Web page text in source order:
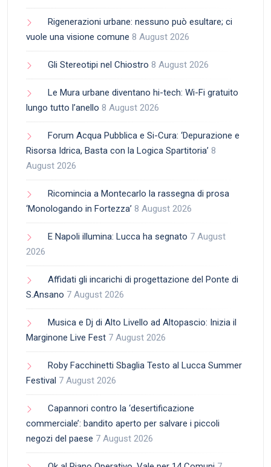
Rigenerazioni urbane: nessuno può esultare; ci
vuole una visione comune 8 August 2026
Gli Stereotipi nel Chiostro 8 August 2026
Le Mura urbane diventano hi-tech: Wi-Fi gratuito
lungo tutto l’anello 8 August 2026
Forum Acqua Pubblica e Si-Cura: ‘Depurazione e
Risorsa Idrica, Basta con la Logica Spartitoria’ 8
August 2026
Ricomincia a Montecarlo la rassegna di prosa
‘Monologando in Fortezza’ 8 August 2026
E Napoli illumina: Lucca ha segnato 7 August
2026
Affidati gli incarichi di progettazione del Ponte di
S.Ansano 7 August 2026
Musica e Dj di Alto Livello ad Altopascio: Inizia il
Marginone Live Fest 7 August 2026
Roby Facchinetti Sbaglia Testo al Lucca Summer
Festival 7 August 2026
Capannori contro la ‘desertificazione
commerciale’: bandito aperto per salvare i piccoli
negozi del paese 7 August 2026